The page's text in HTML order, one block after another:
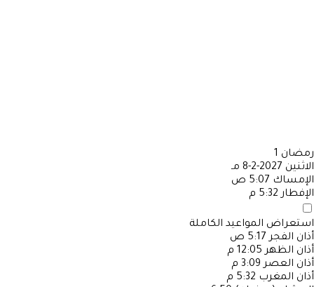
رمضان 1
الاثنين 2027-2-8 مـ
الإمساك 5:07 ص
الإفطار 5:32 م
استعراض المواعيد الكاملة
أذان الفجر 5:17 ص
أذان الظهر 12:05 م
أذان العصر 3:09 م
أذان المغرب 5:32 م